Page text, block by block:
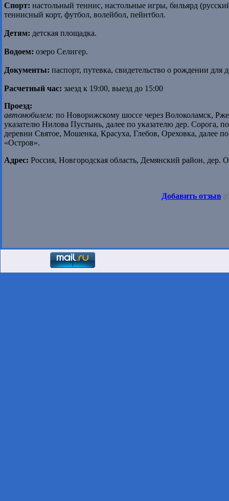
Спорт: настольный теннис, настольные игры, бильярд
теннисный корт, футбол, волейбол, пейнтбол.
Детям: детская площадка.
Водоем: озеро Селигер.
Документы: паспорт, путевка, свидетельство о рождении для
Расчетный час: заезд к 19:00, выезд до 15:00
Проезд:
автомобилем: по Новорижскому шоссе через Волоколамск,
указателю Нилова Пустынь, далее по указателю дер. Сорога,
деревни Святое, Мошенка, Красуха, Глебов, Ореховка, далее
«Остров».
Адрес: Россия, Новгородская область, Демянский район, дер.
Добавить отзыв